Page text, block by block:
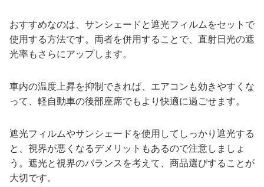
おすすめなのは、サンシェードと遮光フィルムをセットで
使用する方法です。両者を併用することで、直射日光の遮
光率もさらにアップします。
車内の温度上昇を抑制できれば、エアコンも効きやすくな
って、軽自動車の後部座席でもより快適に過ごせます。
遮光フィルムやサンシェードを使用してしっかり遮光する
と、視界が悪くなるデメリットもあるので注意しましょ
う。遮光と視界のバランスを考えて、商品選びすることが
大切です。